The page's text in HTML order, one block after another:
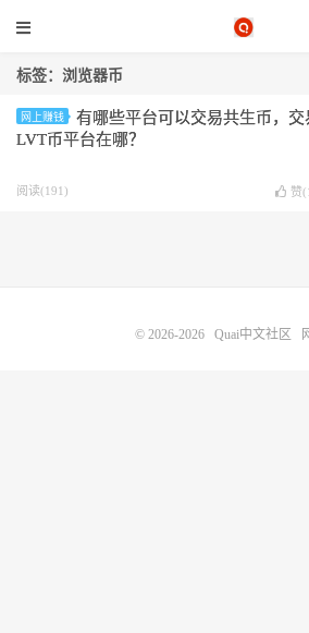
标签：浏览器币
网上赚钱
有哪些平台可以交易共生币，交
LVT币平台在哪？
阅读(191) 赞(
© 2026-2026 Quai中文社区